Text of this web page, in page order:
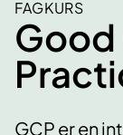
FAGKURS
Good
GCP er en